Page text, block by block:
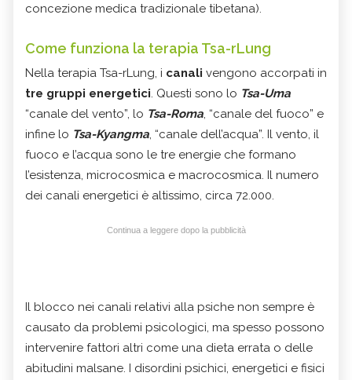
concezione medica tradizionale tibetana).
Come funziona la terapia Tsa-rLung
Nella terapia Tsa-rLung, i canali vengono accorpati in
tre gruppi energetici. Questi sono lo Tsa-Uma
“canale del vento”, lo Tsa-Roma, “canale del fuoco” e
infine lo Tsa-Kyangma, “canale dell’acqua”. Il vento, il
fuoco e l’acqua sono le tre energie che formano
l’esistenza, microcosmica e macrocosmica. Il numero
dei canali energetici è altissimo, circa 72.000.
Continua a leggere dopo la pubblicità
Il blocco nei canali relativi alla psiche non sempre è
causato da problemi psicologici, ma spesso possono
intervenire fattori altri come una dieta errata o delle
abitudini malsane. I disordini psichici, energetici e fisici